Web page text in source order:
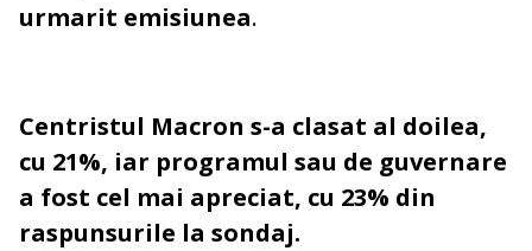
urmarit emisiunea.
Centristul Macron s-a clasat al doilea,
cu 21%, iar programul sau de guvernare
a fost cel mai apreciat, cu 23% din
raspunsurile la sondaj.